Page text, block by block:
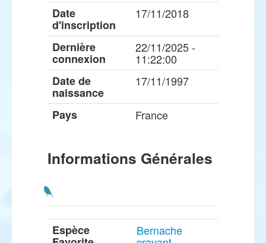
Date
d'inscription
17/11/2018
Dernière
connexion
22/11/2025 -
11:22:00
Date de
naissance
17/11/1997
Pays France
Informations Générales
Espèce Bernache